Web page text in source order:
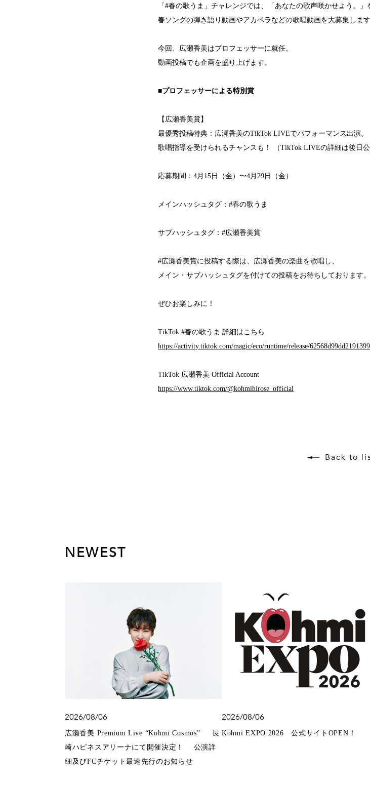
「#春の歌うま」チャレンジでは、「あなたの歌声咲かせよう。」
春ソングの弾き語り動画やアカペラなどの歌唱動画を大募集します
今回、広瀬香美はプロフェッサーに就任。
動画投稿でも企画を盛り上げます。
■プロフェッサーによる特別賞
【広瀬香美賞】
最優秀投稿特典：広瀬香美のTikTok LIVEでパフォーマンス出演。
歌唱指導を受けられるチャンスも！ （TikTok LIVEの詳細は後日公
応募期間：4月15日（金）〜4月29日（金）
メインハッシュタグ：#春の歌うま
サブハッシュタグ：#広瀬香美賞
#広瀬香美賞に投稿する際は、広瀬香美の楽曲を歌唱し、
メイン・サブハッシュタグを付けての投稿をお待ちしております。
ぜひお楽しみに！
TikTok #春の歌うま 詳細はこちら
https://activity.tiktok.com/magic/eco/runtime/release/
TikTok 広瀬香美 Official Account
https://www.tiktok.com/@kohmihirose_official
Back to
NEWEST
2026/08/06
広瀬香美 Premium Live “Kohmi Cosmos” 長
崎ハピネスアリーナにて開催決定！ 公演詳
細及びFCチケット最速先行のお知らせ
2026/08/06
Kohmi EXPO 2026 公式サイトOPEN！